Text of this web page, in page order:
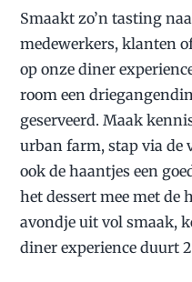
Smaakt zo’n tasting
medewerkers, klanten
op onze diner
room een
geserveerd. Maak
urban farm, stap via de
ook de haantjes een
het dessert mee met de
avondje uit vol smaak,
diner experience duurt